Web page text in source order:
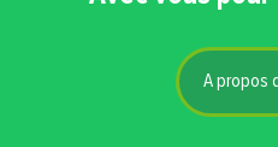
A propos